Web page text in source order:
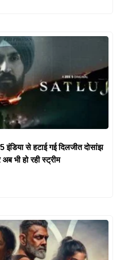
इंडिया से हटाई गई दिलजीत दोसांझ
भी हो रही स्ट्रीम